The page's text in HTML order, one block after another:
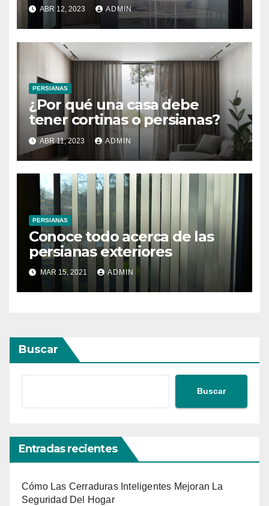
ABR 12, 2023 ADMIN
PERSIANAS
¿Por qué una casa debe
tener cortinas o persianas?
ABR 11, 2023 ADMIN
PERSIANAS
Conoce todo acerca de las
persianas exteriores
MAR 15, 2021 ADMIN
Buscar
Buscar
Entradas recientes
Cómo Las Cerraduras Inteligentes Mejoran La
Seguridad Del Hogar